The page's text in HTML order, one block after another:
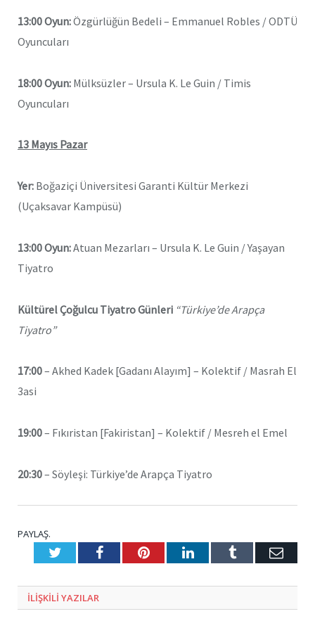
13:00 Oyun:Özgürlüğün Bedeli – Emmanuel Robles / ODTÜ
Oyuncuları
18:00 Oyun: Mülksüzler – Ursula K. Le Guin / Timis
Oyuncuları
13 Mayıs Pazar
Yer: Boğaziçi Üniversitesi Garanti Kültür Merkezi
(Uçaksavar Kampüsü)
13:00 Oyun:Atuan Mezarları – Ursula K. Le Guin / Yaşayan
Tiyatro
Kültürel Çoğulcu Tiyatro Günleri “Türkiye’de Arapça
Tiyatro”
17:00– Akhed Kadek [Gadanı Alayım] – Kolektif / Masrah El
3asi
19:00– Fıkıristan [Fakiristan] – Kolektif / Mesreh el Emel
20:30– Söyleşi: Türkiye’de Arapça Tiyatro
PAYLAŞ.
TwitterFacebookPinterestLinkedInTumblr E-
ILIŞKILI YAZILAR